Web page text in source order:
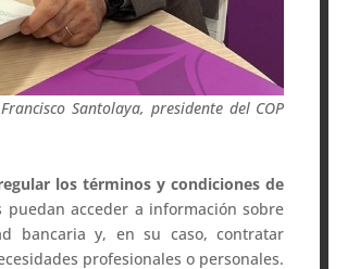
Santolaya, presidente del COP
los términos y condiciones de
acceder a información sobre
bancaria y, en su caso, contratar
profesionales o personales.